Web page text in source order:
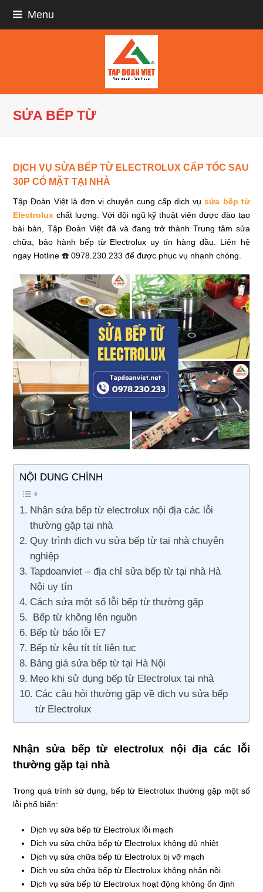
Menu
SỬA BẾP TỪ
DỊCH VỤ SỬA BẾP TỪ ELECTROLUX CẤP TỐC SAU
30P CÓ MẶT TẠI NHÀ
Tập Đoàn Việt là đơn vị chuyên cung cấp dịch vụsửa bếp từ
Electrolux chất lượng. Với đội ngũ kỹ thuật viên được đào tạo
bài bản, Tập Đoàn Việt đã và đang trở thành Trung tâm sửa
chữa, bảo hành bếp từ Electrolux uy tín hàng đầu. Liên hệ
ngay Hotline ☎️ 0978.230.233 để được phục vụ nhanh chóng.
NỘI DUNG CHÍNH
Nhận sửa bếp từ electrolux nội địa các lỗi
thường gặp tại nhà
Quy trình dịch vụ sửa bếp từ tại nhà chuyên
nghiệp
Tapdoanviet – địa chỉ sửa bếp từ tại nhà Hà
Nội uy tín
Cách sửa một số lỗi bếp từ thường gặp
Bếp từ không lên nguồn
Bếp từ báo lỗi E7
Bếp từ kêu tít tít liên tục
Bảng giá sửa bếp từ tại Hà Nội
Mẹo khi sử dụng bếp từ Electrolux tại nhà
Các câu hỏi thường gặp về dịch vụ sửa bếp
từ Electrolux
Nhận sửa bếp từ electrolux nội địa các lỗi
thường gặp tại nhà
Trong quá trình sử dụng, bếp từ Electrolux thường gặp một số
lỗi phổ biến:
Dịch vụ sửa bếp từ Electrolux lỗi mạch
Dịch vụ sửa chữa bếp từ Electrolux không đủ nhiệt
Dịch vụ sửa chữa bếp từ Electrolux bị vỡ mạch
Dịch vụ sửa chữa bếp từ Electrolux không nhận nồi
Dịch vụ sửa bếp từ Electrolux hoạt động không ổn định